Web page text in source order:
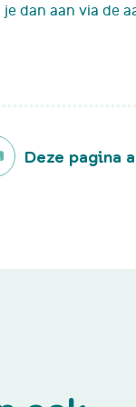
dan aan via de
Deze pagina